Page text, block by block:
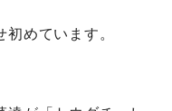
めています。